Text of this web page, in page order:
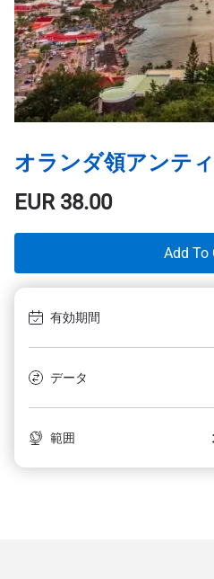
オランダ領アンテ
EUR38.00
Add To
有効期間
データ
範囲